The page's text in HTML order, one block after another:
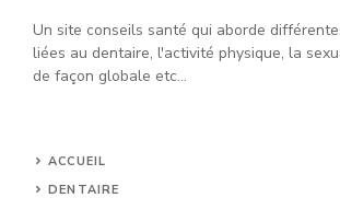
Un site conseils santé qui aborde
liées au dentaire, l'activité physique, la
de façon globale etc...
ACCUEIL
DENTAIRE